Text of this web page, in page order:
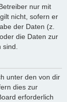
nur mit
nicht, sofern er
der Daten (z.
die Daten zur
unter den von dir
dies zur
erforderlich